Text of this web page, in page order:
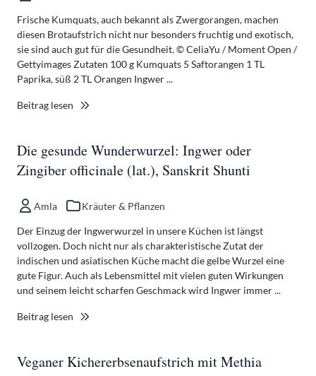
Frische Kumquats, auch bekannt als Zwergorangen, machen
diesen Brotaufstrich nicht nur besonders fruchtig und exotisch,
sie sind auch gut für die Gesundheit. © CeliaYu / Moment Open /
Gettyimages Zutaten 100 g Kumquats 5 Saftorangen 1 TL
Paprika, süß 2 TL Orangen Ingwer ...
Beitrag lesen
Die gesunde Wunderwurzel: Ingwer oder
Zingiber officinale (lat.), Sanskrit Shunti
Amla Kräuter & Pflanzen
Der Einzug der Ingwerwurzel in unsere Küchen ist längst
vollzogen. Doch nicht nur als charakteristische Zutat der
indischen und asiatischen Küche macht die gelbe Wurzel eine
gute Figur. Auch als Lebensmittel mit vielen guten Wirkungen
und seinem leicht scharfen Geschmack wird Ingwer immer ...
Beitrag lesen
Veganer Kichererbsenaufstrich mit Methia